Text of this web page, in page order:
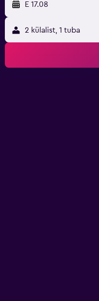
E 17.08
2 külalist, 1 tuba